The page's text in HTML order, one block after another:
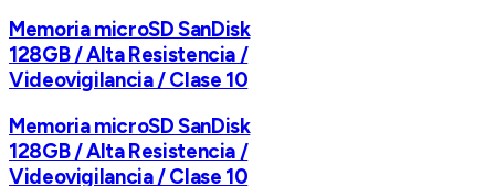
Memoria microSD SanDisk
128GB / Alta Resistencia /
Videovigilancia / Clase 10
Memoria microSD SanDisk
128GB / Alta Resistencia /
Videovigilancia / Clase 10